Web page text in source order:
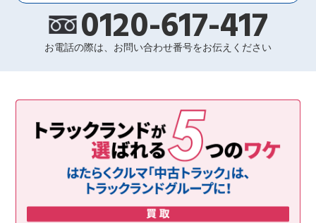
0120-617-417
お電話の際は、お問い合わせ番号をお伝えください